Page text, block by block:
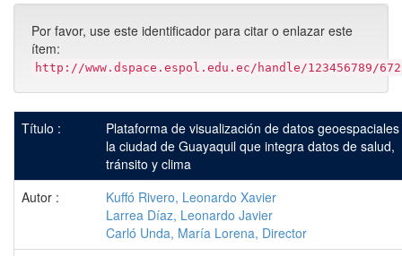
Por favor, use este identificador para citar o enlazar este
ítem:
http://www.dspace.espol.edu.ec/handle/123456789/
Título :
Plataforma de visualización de datos
la ciudad de Guayaquil que integra datos de salud,
tránsito y clima
Autor :
Kuffó Rivero, Leonardo Xavier
Larrea Díaz, Leonardo Javier
Carló Unda, María Lorena, Director